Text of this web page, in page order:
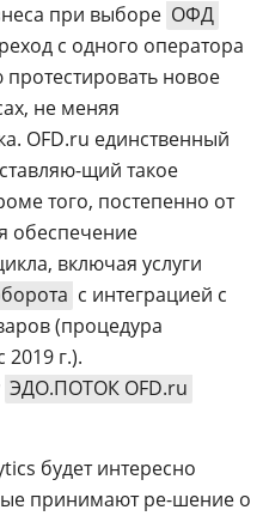
при выборе ОФД
с одного оператора
новое
не меняя
OFD.ru единственный
щий такое
того, постепенно от
обеспечение
включая услуги
с интеграцией с
(процедура
2019 г.).
ЭДО.ПОТОК OFD.ru
будет интересно
принимают ре-шение о